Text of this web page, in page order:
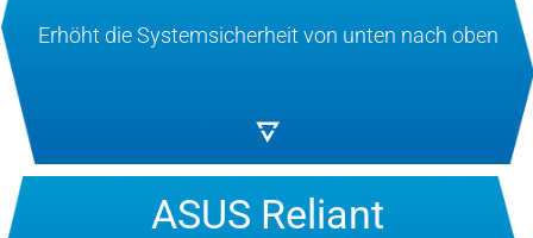
Erhöht die Systemsicherheit von unten nach oben
ASUS Reliant